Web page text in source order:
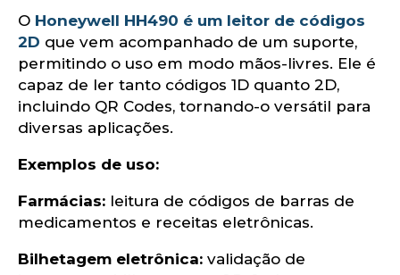
O Honeywell HH490 é um leitor de códigos
2D que vem acompanhado de um suporte,
permitindo o uso em modo mãos-livres. Ele é
capaz de ler tanto códigos 1D quanto 2D,
incluindo QR Codes, tornando-o versátil para
diversas aplicações.​
Exemplos de uso:
Farmácias: leitura de códigos de barras de
medicamentos e receitas eletrônicas.​
Bilhetagem eletrônica: validação de